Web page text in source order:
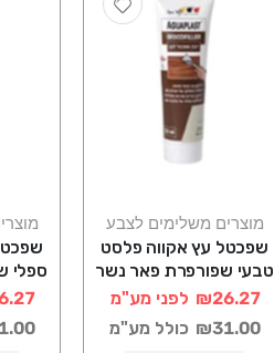
מוצרים משלימים לצבע
שפכטל עץ אקווה פלסט
טבעי שפורפרת פאר נשר
₪26.27 לפני מע"מ
₪31.00 כולל מע"מ
ספלי